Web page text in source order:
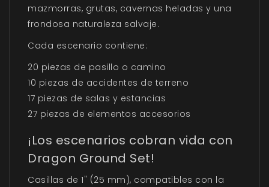
mazmorras, grutas, cavernas heladas y una
frondosa naturaleza salvaje.
Cada escenario contiene:
20 piezas de pasillo o camino
10 piezas de accidentes de terreno
17 piezas de salas y estancias
27 piezas de elementos accesorios
¡Los escenarios cobran vida con
Dragon Ground Set!
Casillas de 1" (25 mm), compatibles con la